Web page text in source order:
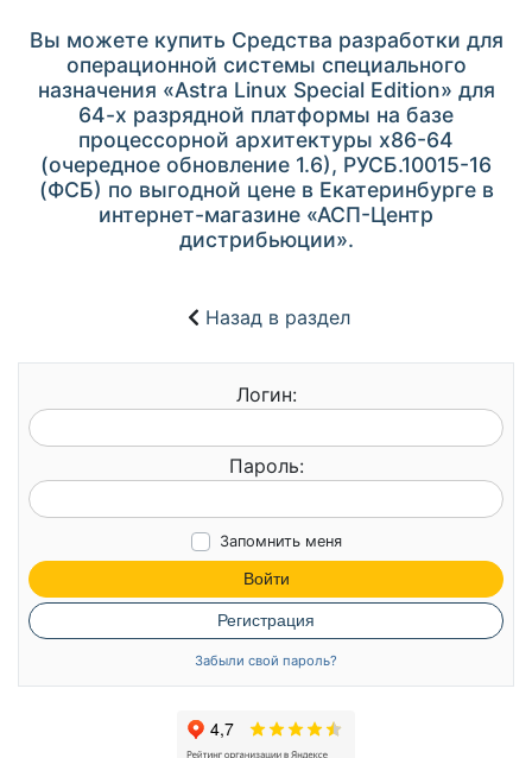
Вы можете купить Средства разработки для
операционной системы специального
назначения «Astra Linux Special Edition» для
64-х разрядной платформы на базе
процессорной архитектуры х86-64
(очередное обновление 1.6), РУСБ.10015-16
(ФСБ) по выгодной цене в Екатеринбурге в
интернет-магазине «АСП-Центр
дистрибьюции».
Назад в раздел
Логин:
Пароль:
Запомнить меня
Войти
Регистрация
Забыли свой пароль?